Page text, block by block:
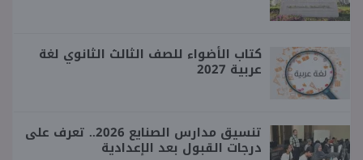
كتاب الأضواء للصف الثالث الثانوي لغة
عربية 2027
تنسيق مدارس الصنايع 2026.. تعرف على
درجات القبول بعد الإعدادية